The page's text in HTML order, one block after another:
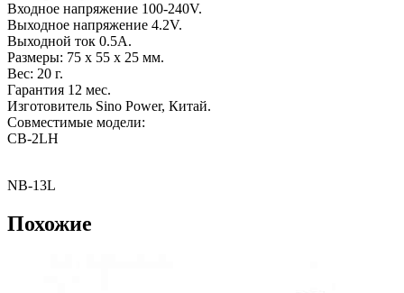
Входное напряжение 100-240V.
Выходное напряжение 4.2V.
Выходной ток 0.5А.
Размеры: 75 x 55 x 25 мм.
Вес: 20 г.
Гарантия 12 мес.
Изготовитель Sino Power, Китай.
Совместимые модели:
CB-2LH
NB-13L
Похожие